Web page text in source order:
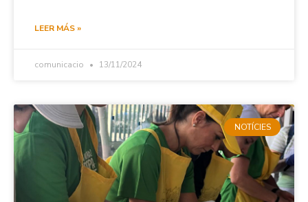
LEER MÁS »
comunicacio 13/11/2024
NOTÍCIES